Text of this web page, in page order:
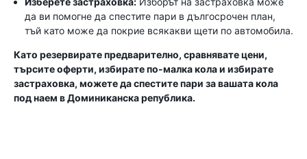
да ви помогне да спестите пари в дългосрочен план,
тъй като може да покрие всякакви щети по автомобила.
Като резервирате предварително, сравнявате цени,
търсите оферти, избирате по-малка кола и избирате
застраховка, можете да спестите пари за вашата кола
под наем в Доминиканска република.